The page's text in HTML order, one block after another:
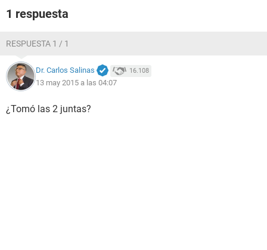
1 respuesta
RESPUESTA 1 / 1
Dr. Carlos Salinas 16.108
13 may 2015 a las 04:07
¿Tomó las 2 juntas?